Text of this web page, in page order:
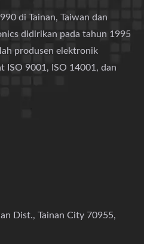
di Tainan, Taiwan dan
didirikan pada tahun 1995
produsen elektronik
ISO 9001, ISO 14001, dan
Dist., Tainan City 70955,